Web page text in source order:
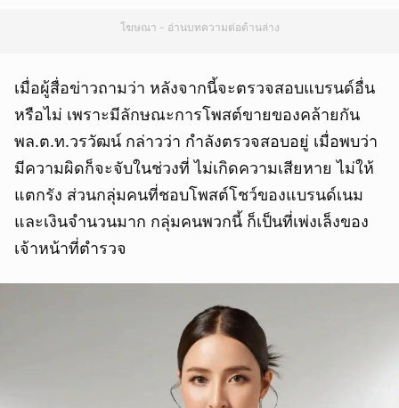
โฆษณา - อ่านบทความต่อด้านล่าง
เมื่อผู้สื่อข่าวถามว่า หลังจากนี้จะตรวจสอบแบรนด์อื่น
หรือไม่ เพราะมีลักษณะการโพสต์ขายของคล้ายกัน
พล.ต.ท.วรวัฒน์ กล่าวว่า กำลังตรวจสอบอยู่ เมื่อพบว่า
มีความผิดก็จะจับในช่วงที่ ไม่เกิดความเสียหาย ไม่ให้
แตกรัง ส่วนกลุ่มคนที่ชอบโพสต์โชว์ของแบรนด์เนม
และเงินจำนวนมาก กลุ่มคนพวกนี้ ก็เป็นที่เพ่งเล็งของ
เจ้าหน้าที่ตำรวจ